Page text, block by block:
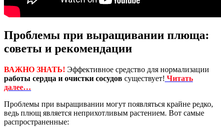
Проблемы при выращивании плюща:
советы и рекомендации
ВАЖНО ЗНАТЬ! Эффективное средство для нормализации
работы сердца и очистки сосудов существует! Читать
далее…
Проблемы при выращивании могут появляться крайне редко,
ведь плющ является неприхотливым растением. Вот самые
распространенные: